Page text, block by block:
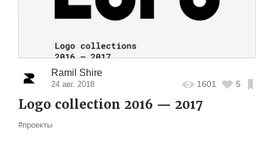
Ramil Shire
24 авг. 2018 1601 5
Logo collection 2016 — 2017
#проекты